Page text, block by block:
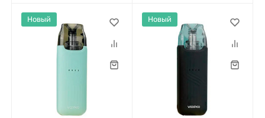
Новый Новый